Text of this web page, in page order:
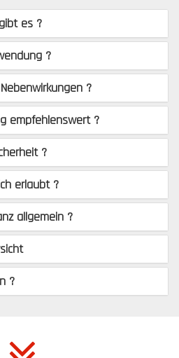
es ?
?
?
empfehlenswert ?
?
erlaubt ?
allgemein ?
?